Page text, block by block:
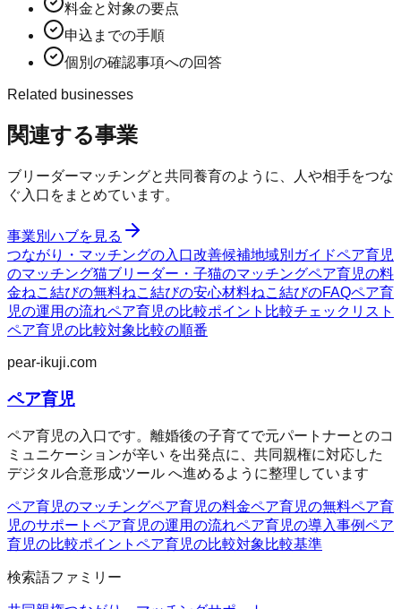
料金と対象の要点
申込までの手順
個別の確認事項への回答
Related businesses
関連する事業
ブリーダーマッチングと共同養育のように、人や相手をつな
ぐ入口をまとめています。
事業別ハブを見る
つながり・マッチングの入口改善候補地域別ガイドペア育児
のマッチング猫ブリーダー・子猫のマッチングペア育児の料
金ねこ結びの無料ねこ結びの安心材料ねこ結びのFAQペア育
児の運用の流れペア育児の比較ポイント 比較チェックリスト
ペア育児の比較対象 比較の順番
pear-ikuji.com
ペア育児
ペア育児の入口です。離婚後の子育てで元パートナーとのコ
ミュニケーションが辛い を出発点に、共同親権に対応した
デジタル合意形成ツール へ進めるように整理しています
ペア育児のマッチングペア育児の料金ペア育児の無料ペア育
児のサポート ペア育児の運用の流れペア育児の導入事例ペア
育児の比較ポイント ペア育児の比較対象比較基準
検索語ファミリー